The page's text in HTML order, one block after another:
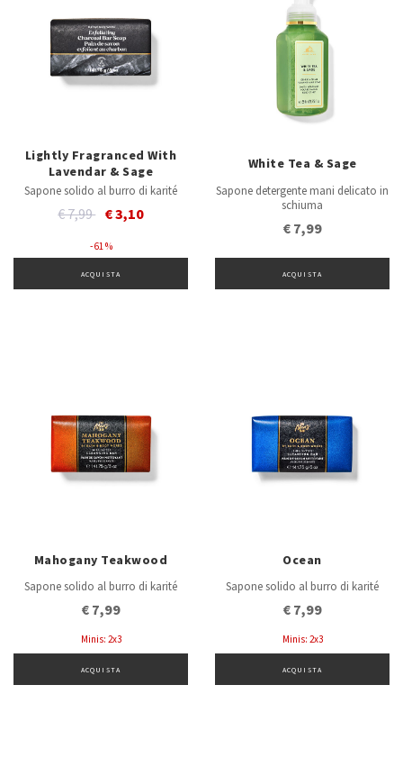
Lightly Fragranced With
Lavendar & Sage
Sapone solido al burro di karité
Price reduced from
€ 7,99to€ 3,10
- 61 %
ACQUISTA
White Tea & Sage
Sapone detergente mani delicato in
schiuma
€ 7,99
ACQUISTA
Mahogany Teakwood
Sapone solido al burro di karité
€ 7,99
Minis: 2x3
ACQUISTA
Ocean
Sapone solido al burro di karité
€ 7,99
Minis: 2x3
ACQUISTA